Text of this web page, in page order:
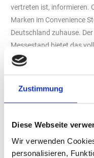
Zustimmung
Diese Webseite
Wir verwenden
personalisieren,
vertreten ist, informieren.
Marken im Convenience
Deutschland zuhause.
Messestand bietet das
kalten Getränken
Gelegenheit, uns besser
Vice President von Circle
und Mitarbeiter in